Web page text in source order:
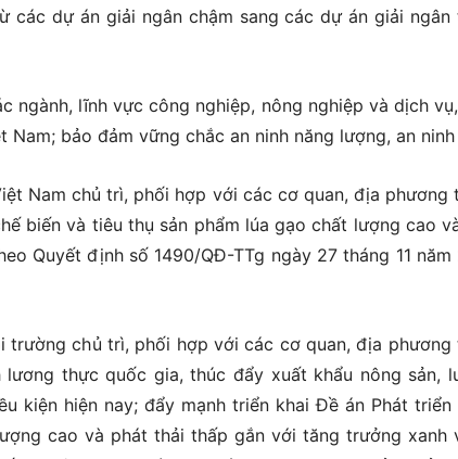
các dự án giải ngân chậm sang các dự án giải
ngành, lĩnh vực công nghiệp, nông nghiệp và dịch
Nam; bảo đảm vững chắc an ninh năng lượng, an
Nam chủ trì, phối hợp với các cơ quan, địa phương
biến và tiêu thụ sản phẩm lúa gạo chất lượng cao
Quyết định số 1490/QĐ-TTg ngày 27 tháng 11
trường chủ trì, phối hợp với các cơ quan, địa phương
lương thực quốc gia, thúc đẩy xuất khẩu nông sản,
kiện hiện nay; đẩy mạnh triển khai Đề án Phát
cao và phát thải thấp gắn với tăng trưởng xanh